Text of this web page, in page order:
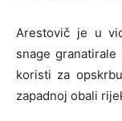
Arestovič je u
snage
koristi za
zapadnoj obali